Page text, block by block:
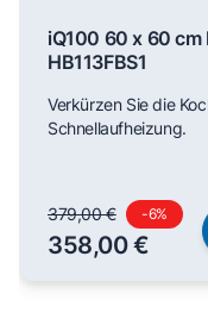
iQ100 60 x 60 cm
HB113FBS1
Verkürzen Sie die
Schnellaufheizung.
379,00 € -6%
358,00 €